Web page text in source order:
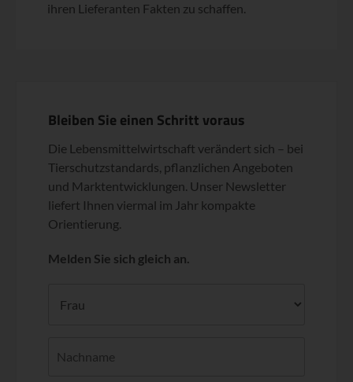
ihren Lieferanten Fakten zu schaffen.
Bleiben Sie einen Schritt voraus
Die Lebensmittelwirtschaft verändert sich – bei
Tierschutzstandards, pflanzlichen Angeboten
und Marktentwicklungen. Unser Newsletter
liefert Ihnen viermal im Jahr kompakte
Orientierung.
Melden Sie sich gleich an.